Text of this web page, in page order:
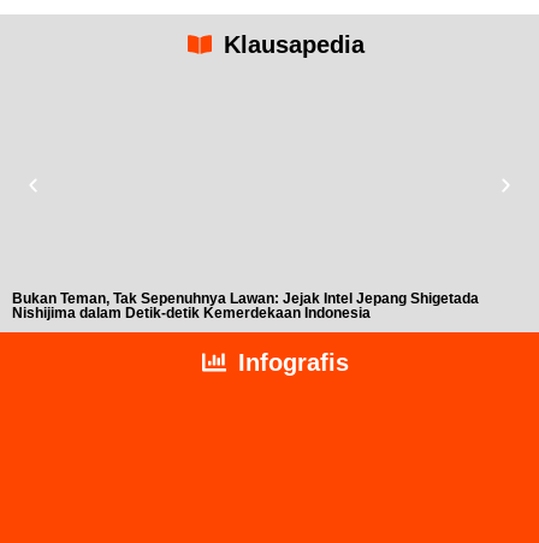
Klausapedia
Bukan Teman, Tak Sepenuhnya Lawan: Jejak Intel Jepang Shigetada
Nishijima dalam Detik-detik Kemerdekaan Indonesia
Infografis